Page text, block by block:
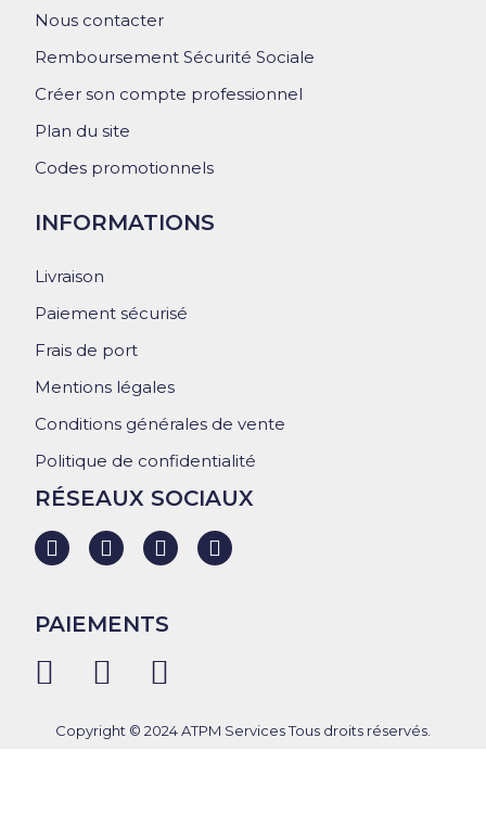
Nous contacter
Remboursement Sécurité Sociale
Créer son compte professionnel
Plan du site
Codes promotionnels
INFORMATIONS
Livraison
Paiement sécurisé
Frais de port
Mentions légales
Conditions générales de vente
Politique de confidentialité
RÉSEAUX SOCIAUX
PAIEMENTS
Copyright © 2024 ATPM Services Tous droits réservés.